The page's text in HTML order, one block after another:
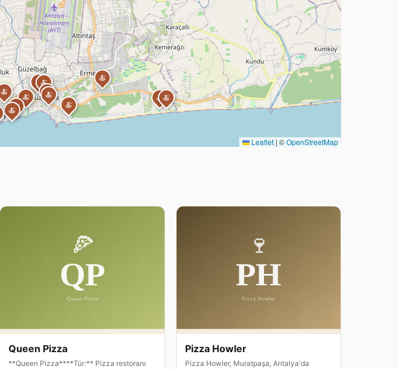
🍝
🍝🍝
🍝
🍝
🍝🍝
🍝
🍝
🍝
🍝🍝
🍝
Leaflet | ©OpenStreetMap
Queen Pizza
**Queen Pizza****Tür:** Pizza restoranı
Pizza Howler
Pizza Howler, Muratpaşa, Antalya'da